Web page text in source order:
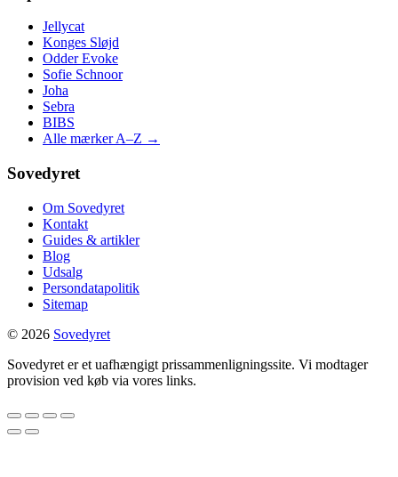
Jellycat
Konges Sløjd
Odder Evoke
Sofie Schnoor
Joha
Sebra
BIBS
Alle mærker A–Z →
Sovedyret
Om Sovedyret
Kontakt
Guides & artikler
Blog
Udsalg
Persondatapolitik
Sitemap
© 2026 Sovedyret
Sovedyret er et uafhængigt prissammenligningssite. Vi modtager
provision ved køb via vores links.